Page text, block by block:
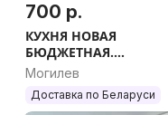
700 р.
КУХНЯ НОВАЯ
БЮДЖЕТНАЯ.
МОДУЛЬНЫЕ КУХНИ.
ЛЮБОЙ РАЗМЕР.
Могилев
Доставка по Беларуси